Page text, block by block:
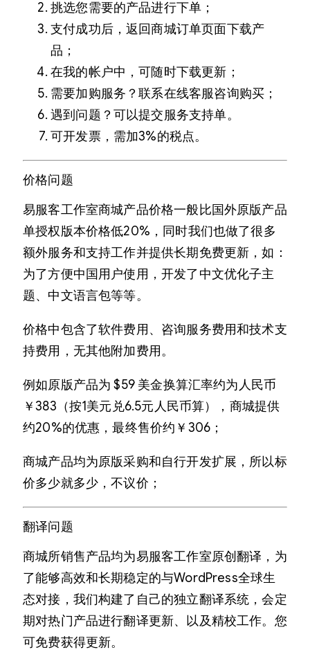
挑选您需要的产品进行下单；
支付成功后，返回商城订单页面下载产
品；
在我的帐户中，可随时下载更新；
需要加购服务？联系在线客服咨询购买；
遇到问题？可以提交服务支持单。
可开发票，需加3%的税点。
价格问题
易服客工作室商城产品价格一般比国外原版产品
单授权版本价格低20%，同时我们也做了很多
额外服务和支持工作并提供长期免费更新，如：
为了方便中国用户使用，开发了中文优化子主
题、中文语言包等等。
价格中包含了软件费用、咨询服务费用和技术支
持费用，无其他附加费用。
例如原版产品为 $59 美金换算汇率约为人民币
￥383（按1美元兑6.5元人民币算），商城提供
约20%的优惠，最终售价约￥306；
商城产品均为原版采购和自行开发扩展，所以标
价多少就多少，不议价；
翻译问题
商城所销售产品均为易服客工作室原创翻译，为
了能够高效和长期稳定的与WordPress全球生
态对接，我们构建了自己的独立翻译系统，会定
期对热门产品进行翻译更新、以及精校工作。您
可免费获得更新。